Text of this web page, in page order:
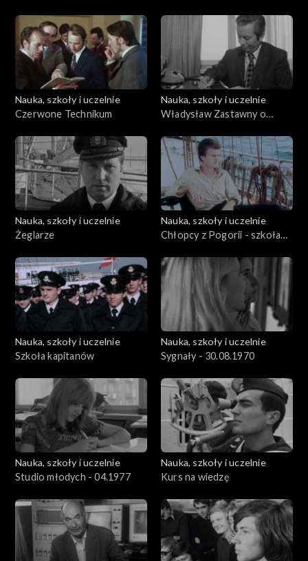
Nauka, szkoły i uczelnie
Czerwone Technikum
Nauka, szkoły i uczelnie
Władysław Zastawny o
Nauka, szkoły i uczelnie
Żeglarze
Nauka, szkoły i uczelnie
Chłopcy z Pogorii - szkoła
Nauka, szkoły i uczelnie
Szkoła kapitanów
Nauka, szkoły i uczelnie
Sygnały - 30.08.1970
Nauka, szkoły i uczelnie
Studio młodych - 04.1977
Nauka, szkoły i uczelnie
Kurs na wiedzę